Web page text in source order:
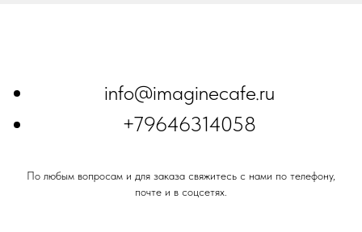
info@imaginecafe.ru
+79646314058
По любым вопросам и для заказа свяжитесь с нами по телефону,
почте и в соцсетях.